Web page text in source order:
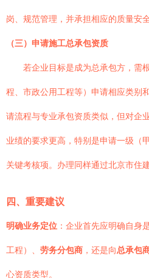
岗、规范管理，并承担相应的质量安全
（三）申请施工总承包资质
若企业目标是成为总承包方，需
程、市政公用工程等）申请相应类别
请流程与专业承包资质类似，但对企
业绩的要求更高，特别是申请一级（
关键考核项。办理同样通过北京市住
四、重要建议
明确业务定位 ：企业首先应明确自身
工程）、 劳务分包商 ，还是向总承包
心资质类型。